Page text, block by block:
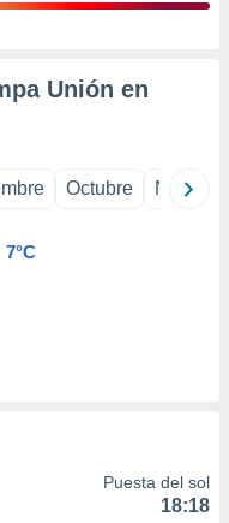
Unión en
Octubre
7°C
Puesta del sol
18:18